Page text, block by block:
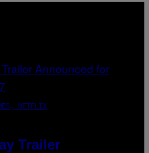
NETFLIX
Trailer